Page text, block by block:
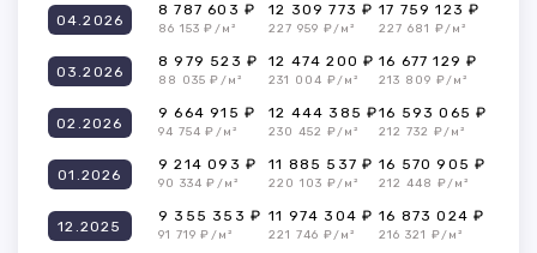
04.2026
8 787 603 ₽
86 153 ₽/м²
12 309 773 ₽
227 959 ₽/м²
17 759 123 ₽
227 681 ₽/м²
03.2026
8 979 523 ₽
88 035 ₽/м²
12 474 200 ₽
231 004 ₽/м²
16 677 129 ₽
213 809 ₽/м²
02.2026
9 664 915 ₽
94 754 ₽/м²
12 444 385 ₽
230 452 ₽/м²
16 593 065 ₽
212 732 ₽/м²
01.2026
9 214 093 ₽
90 334 ₽/м²
11 885 537 ₽
220 103 ₽/м²
16 570 905 ₽
212 448 ₽/м²
12.2025
9 355 353 ₽
91 719 ₽/м²
11 974 304 ₽
221 746 ₽/м²
16 873 024 ₽
216 321 ₽/м²